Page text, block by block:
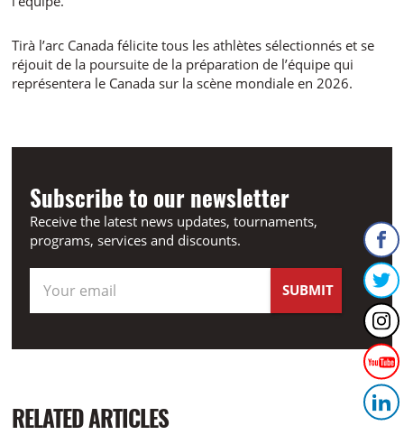
Tirà l’arc Canada félicite tous les athlètes sélectionnés et se
réjouit de la poursuite de la préparation de l’équipe qui
représentera le Canada sur la scène mondiale en 2026.
Subscribe to our newsletter
Receive the latest news updates, tournaments,
programs, services and discounts.
RELATED ARTICLES